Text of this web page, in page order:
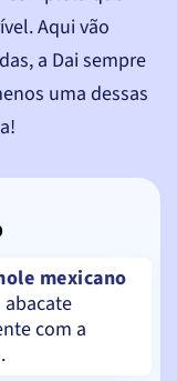
Aqui vão
a Dai sempre
uma dessas
mexicano
abacate
com a